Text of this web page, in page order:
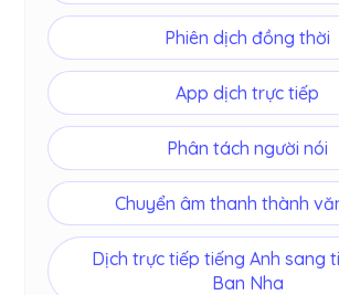
Phiên dịch đồng thời
App dịch trực tiếp
Phân tách người nói
Chuyển âm thanh thành
Dịch trực tiếp tiếng Anh sang
Ban Nha